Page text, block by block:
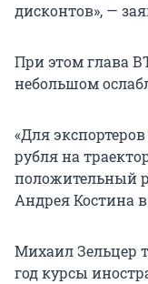
дисконтов», —
При этом глава
небольшом
«Для
рубля на
положительный
Андрея Костина
Михаил Зельцер
год курсы